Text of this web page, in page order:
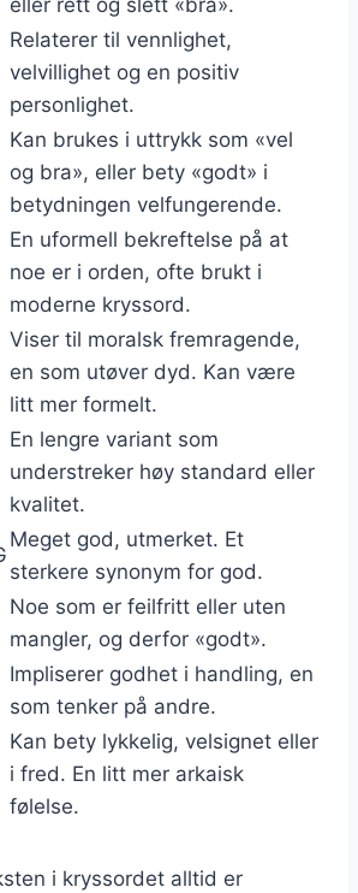
eller rett og slett «bra».
Relaterer til vennlighet,
velvillighet og en positiv
personlighet.
Kan brukes i uttrykk som «vel
og bra», eller bety «godt» i
betydningen velfungerende.
En uformell bekreftelse på at
noe er i orden, ofte brukt i
moderne kryssord.
Viser til moralsk fremragende,
en som utøver dyd. Kan være
litt mer formelt.
En lengre variant som
understreker høy standard eller
kvalitet.
Meget god, utmerket. Et
sterkere synonym for god.
Noe som er feilfritt eller uten
mangler, og derfor «godt».
Impliserer godhet i handling, en
som tenker på andre.
Kan bety lykkelig, velsignet eller
i fred. En litt mer arkaisk
følelse.
i kryssordet alltid er